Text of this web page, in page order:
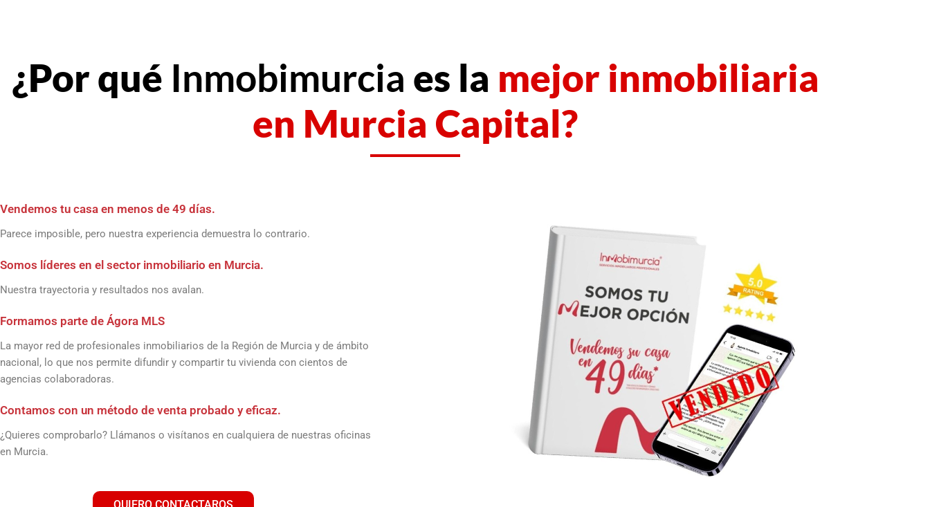
¿Por qué Inmobimurcia es la mejor inmobiliaria
en Murcia Capital?
Vendemos tu casa en menos de 49 días.
Parece imposible, pero nuestra experiencia demuestra lo contrario.
Somos líderes en el sector inmobiliario en Murcia.
Nuestra trayectoria y resultados nos avalan.
Formamos parte de Ágora MLS
La mayor red de profesionales inmobiliarios de la Región de Murcia y de ámbito
nacional, lo que nos permite difundir y compartir tu vivienda con cientos de
agencias colaboradoras.
Contamos con un método de venta probado y eficaz.
¿Quieres comprobarlo? Llámanos o visítanos en cualquiera de nuestras oficinas
en Murcia.